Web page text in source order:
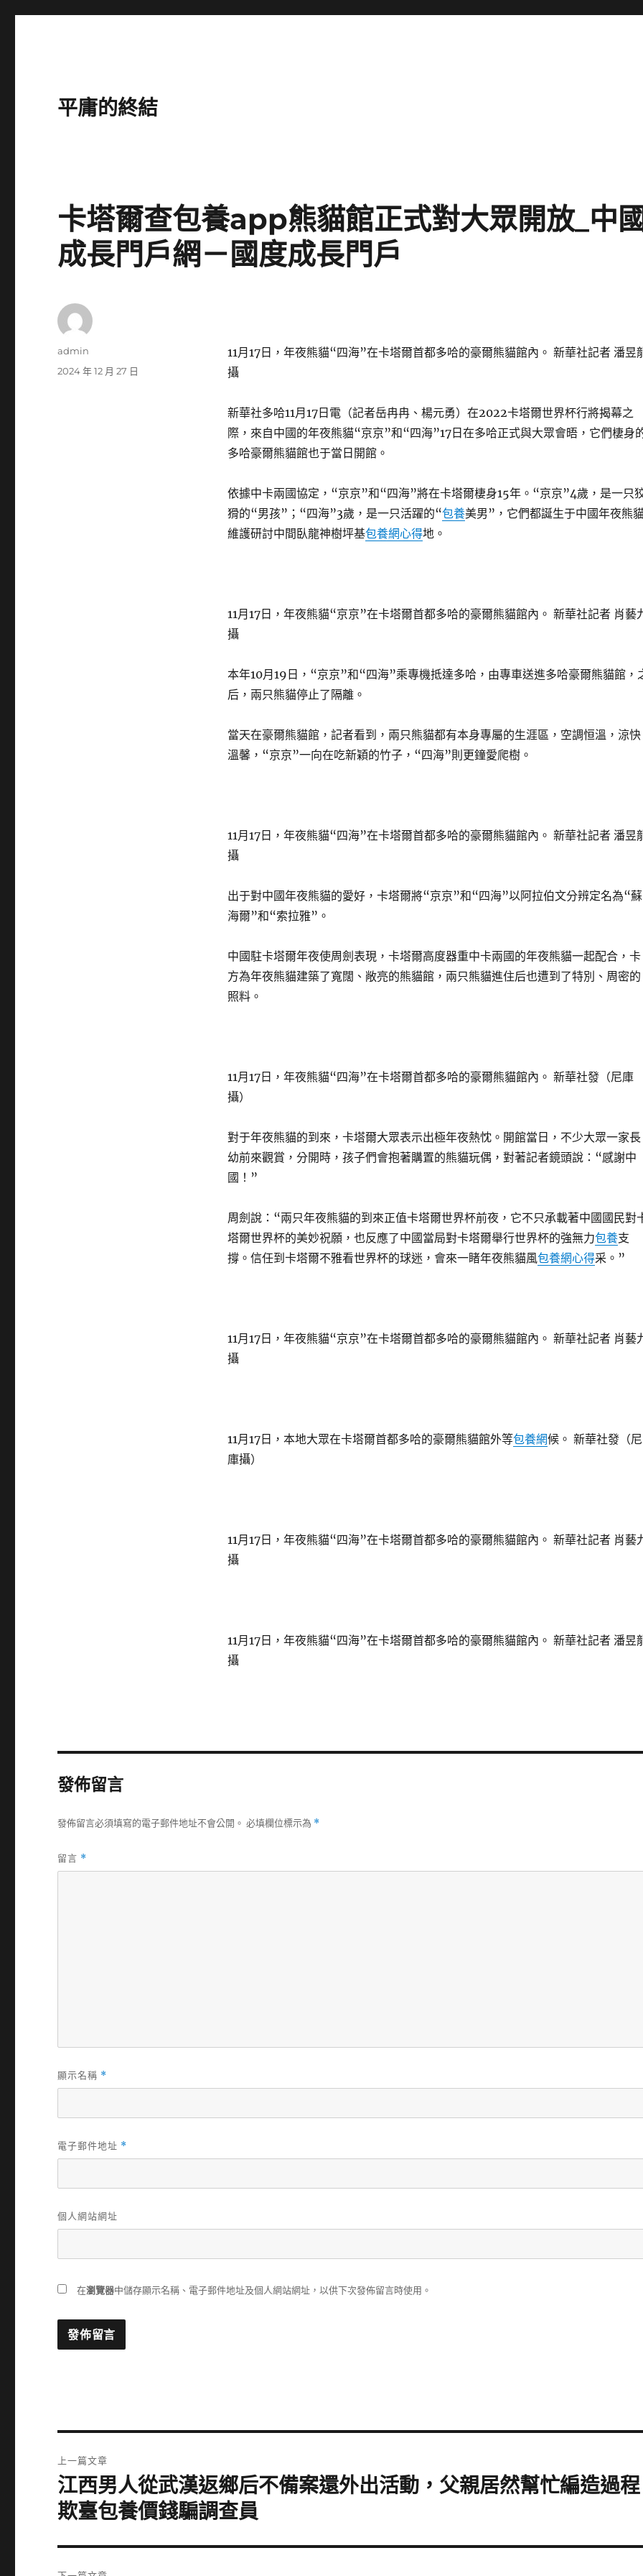
平庸的終結
卡塔爾查包養app熊貓館正式對大眾開放_中
成長門戶網－國度成長門戶
11月17日，年夜熊貓“四海”在卡塔爾首都多哈的豪爾熊貓館內。 新華社記者 潘昱
攝
新華社多哈11月17日電（記者岳冉冉、楊元勇）在2022卡塔爾世界杯行將揭幕之
際，來自中國的年夜熊貓“京京”和“四海”17日在多哈正式與大眾會晤，它們棲身
多哈豪爾熊貓館也于當日開館。
依據中卡兩國協定，“京京”和“四海”將在卡塔爾棲身15年。“京京”4歲，是一只
猾的“男孩”；“四海”3歲，是一只活躍的“包養美男”，它們都誕生于中國年夜熊
維護研討中間臥龍神樹坪基包養網心得地。
11月17日，年夜熊貓“京京”在卡塔爾首都多哈的豪爾熊貓館內。 新華社記者 肖藝
攝
本年10月19日，“京京”和“四海”乘專機抵達多哈，由專車送進多哈豪爾熊貓館，
后，兩只熊貓停止了隔離。
當天在豪爾熊貓館，記者看到，兩只熊貓都有本身專屬的生涯區，空調恒溫，涼快
溫馨，“京京”一向在吃新穎的竹子，“四海”則更鐘愛爬樹。
11月17日，年夜熊貓“四海”在卡塔爾首都多哈的豪爾熊貓館內。 新華社記者 潘昱
攝
出于對中國年夜熊貓的愛好，卡塔爾將“京京”和“四海”以阿拉伯文分辨定名為“蘇
海爾”和“索拉雅”。
中國駐卡塔爾年夜使周劍表現，卡塔爾高度器重中卡兩國的年夜熊貓一起配合，卡
方為年夜熊貓建築了寬闊、敞亮的熊貓館，兩只熊貓進住后也遭到了特別、周密的
照料。
11月17日，年夜熊貓“四海”在卡塔爾首都多哈的豪爾熊貓館內。 新華社發（尼庫
攝）
對于年夜熊貓的到來，卡塔爾大眾表示出極年夜熱忱。開館當日，不少大眾一家長
幼前來觀賞，分開時，孩子們會抱著購置的熊貓玩偶，對著記者鏡頭說：“感謝中
國！”
周劍說：“兩只年夜熊貓的到來正值卡塔爾世界杯前夜，它不只承載著中國國民對
塔爾世界杯的美妙祝願，也反應了中國當局對卡塔爾舉行世界杯的強無力包養支
撐。信任到卡塔爾不雅看世界杯的球迷，會來一睹年夜熊貓風包養網心得采。”
11月17日，年夜熊貓“京京”在卡塔爾首都多哈的豪爾熊貓館內。 新華社記者 肖藝
攝
11月17日，本地大眾在卡塔爾首都多哈的豪爾熊貓館外等包養網候。 新華社發（尼
庫攝）
11月17日，年夜熊貓“四海”在卡塔爾首都多哈的豪爾熊貓館內。 新華社記者 肖藝
攝
11月17日，年夜熊貓“四海”在卡塔爾首都多哈的豪爾熊貓館內。 新華社記者 潘昱
攝
作
admin
發
2024 年 12 月 27 日
發佈留言
發佈留言必須填寫的電子郵件地址不會公開。 必填欄位標示為 *
留言 *
顯示名稱 *
電子郵件地址 *
個人網站網址
在瀏覽器中儲存顯示名稱、電子郵件地址及個人網站網址，以供下次發佈留言時使用。
章
導
上一篇文章
上
一
篇
文
江西男人從武漢返鄉后不備案還外出活動，父親居然幫忙編造過程
欺臺包養價錢騙調查員